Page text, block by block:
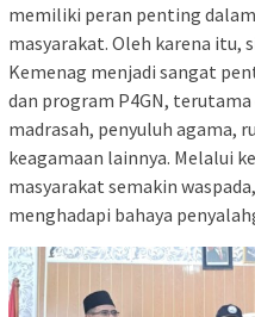
memiliki peran penting
masyarakat. Oleh karena itu,
Kemenag menjadi sangat
dan program P4GN,
madrasah, penyuluh agama,
keagamaan lainnya. Melalui
masyarakat semakin
menghadapi bahaya